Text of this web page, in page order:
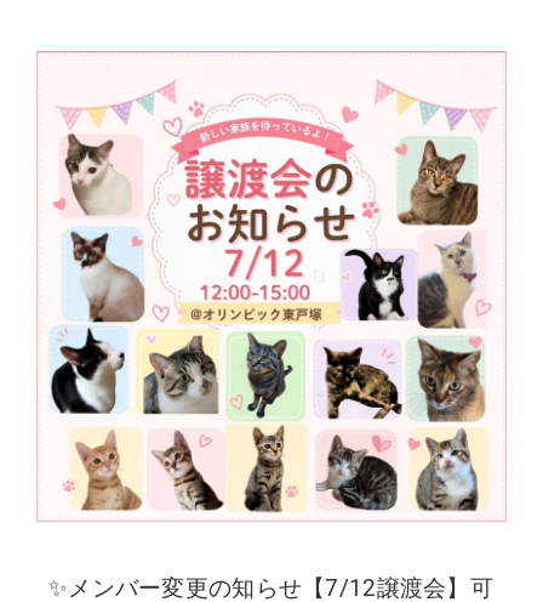
✨メンバー変更の知らせ【7/12譲渡会】可